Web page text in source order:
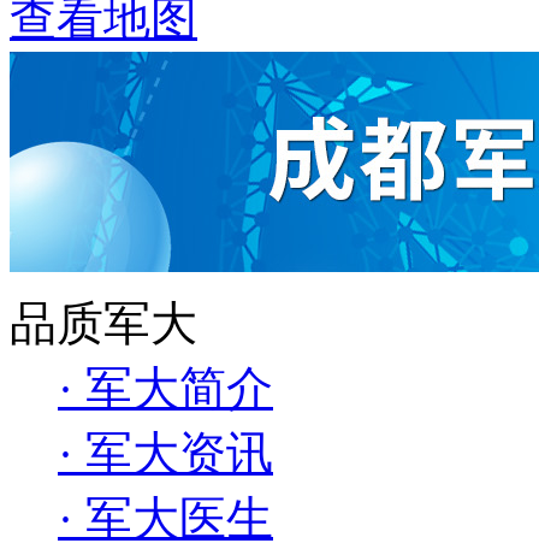
查看地图
品质军大
· 军大简介
· 军大资讯
· 军大医生